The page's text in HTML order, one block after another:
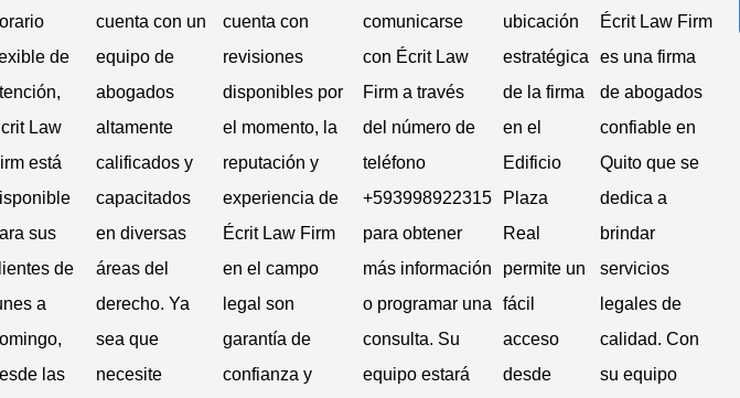
de
Law
está
sus
de
a
las
cuenta con un
equipo de
abogados
altamente
calificados y
capacitados
en diversas
áreas del
derecho. Ya
sea que
necesite
cuenta con
revisiones
disponibles por
el momento, la
reputación y
experiencia de
Écrit Law Firm
en el campo
legal son
garantía de
confianza y
comunicarse
con Écrit Law
Firm a través
del número de
teléfono
+593998922315
para obtener
más información
o programar una
consulta. Su
equipo estará
ubicación
estratégica
de la firma
en el
Edificio
Plaza
Real
permite un
fácil
acceso
desde
Écrit Law Firm
es una firma
de abogados
confiable en
Quito que se
dedica a
brindar
servicios
legales de
calidad. Con
su equipo